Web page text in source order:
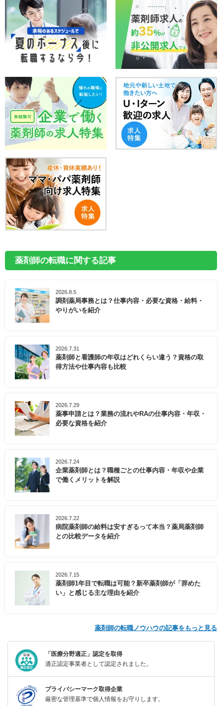
薬剤師の転職に関する記事
2026.8.5
調剤薬局事務とは？仕事内容・必要な資格・給料・
やりがいを紹介
2026.7.31
薬剤師と看護師の年収はどれくらい違う？資格の取
得方法や仕事内容も比較
2026.7.29
薬事申請とは？業務の流れやRAの仕事内容・年収・
必要な資格を紹介
2026.7.24
企業薬剤師とは？職種ごとの仕事内容・年収や企業
で働くメリットを解説
2026.7.22
病院薬剤師の給料は安すぎるって本当？薬局薬剤師
との比較データを紹介
2026.7.15
薬剤師1年目で転職は可能？新卒薬剤師が「辞めた
い」と感じる主な理由を紹介
薬剤師の転職ノウハウの記事をもっと見る
「医療分野適正」認定を取得
適正認定事業者として認定されました。
プライバシーマーク取得企業
厳密な管理基準で個人情報をお守りします。